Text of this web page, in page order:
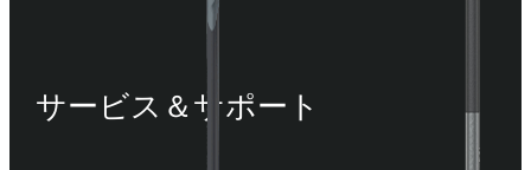
サービス＆サポート